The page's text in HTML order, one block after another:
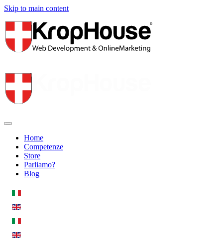
Skip to main content
Home
Competenze
Store
Parliamo?
Blog